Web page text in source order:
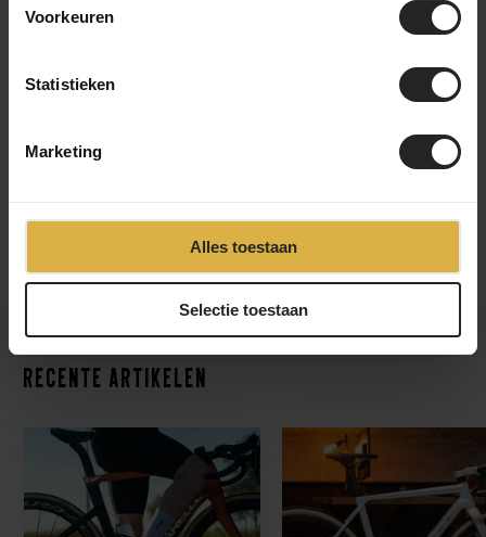
Voorkeuren
Statistieken
Marketing
Alles toestaan
Selectie toestaan
Recente artikelen